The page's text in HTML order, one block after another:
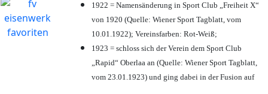
1922 = Namensänderung in Sport Club „Freiheit X“
von 1920 (Quelle: Wiener Sport Tagblatt, vom
10.01.1922); Vereinsfarben: Rot-Weiß;
1923 = schloss sich der Verein dem Sport Club
„Rapid“ Oberlaa an (Quelle: Wiener Sport Tagblatt,
vom 23.01.1923) und ging dabei in der Fusion auf